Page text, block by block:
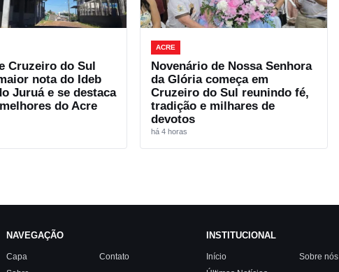
Cruzeiro do Sul
nota do Ideb
Juruá e se destaca
do Acre
ACRE
Novenário de Nossa Senhora
da Glória começa em
Cruzeiro do Sul reunindo fé,
tradição e milhares de
devotos
há 4 horas
NAVEGAÇÃO
Capa
Contato
INSTITUCIONAL
Início
Sobre nós